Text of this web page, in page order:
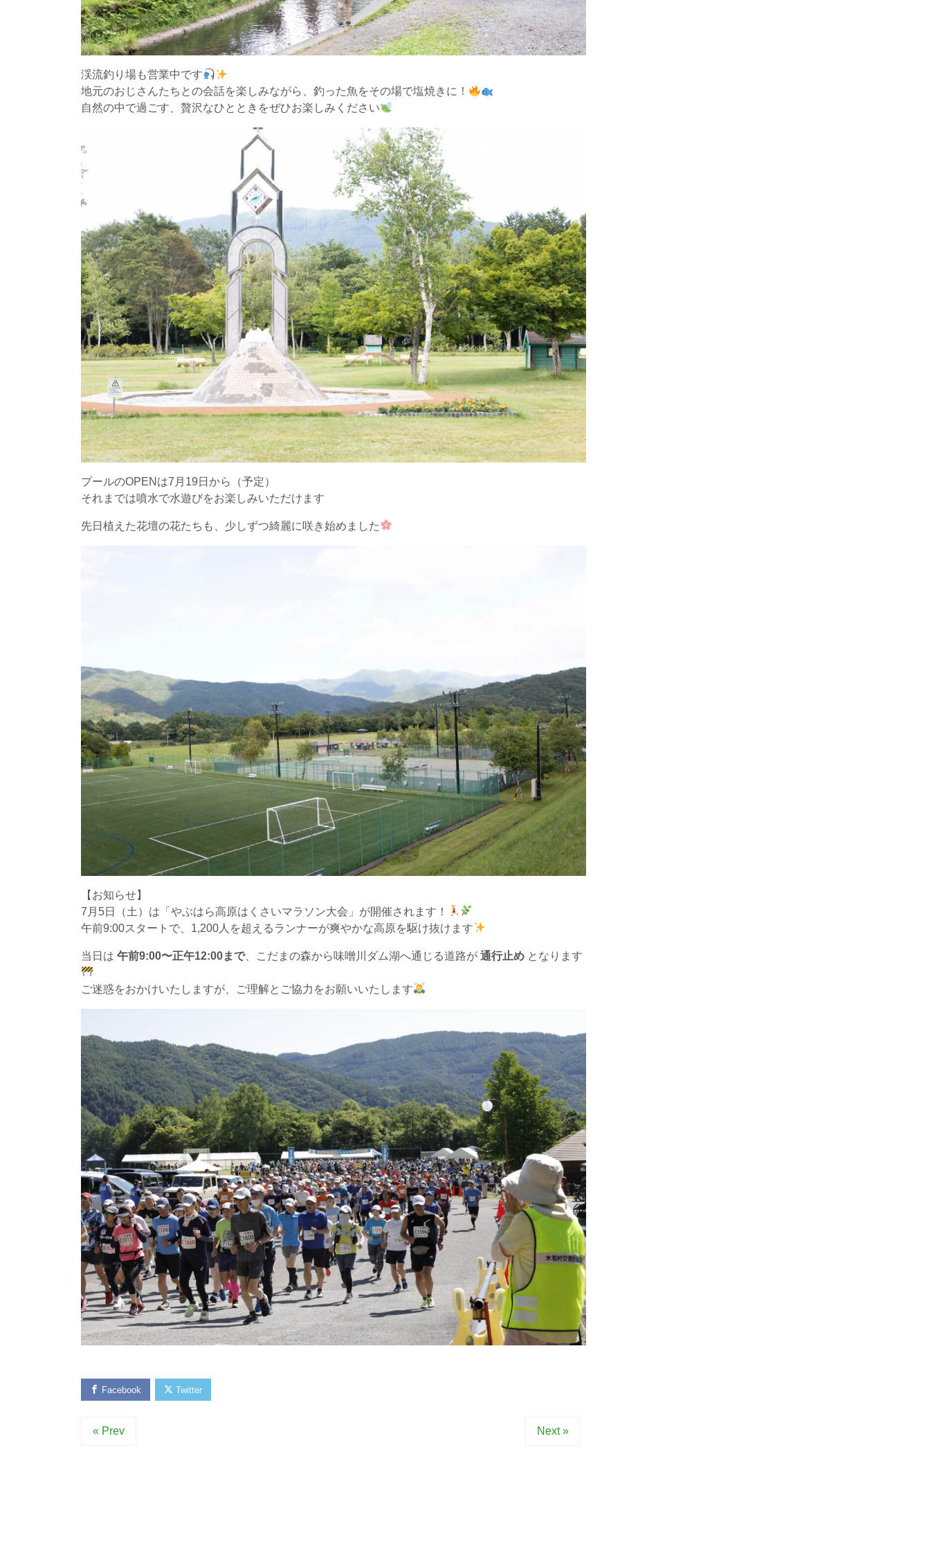
渓流釣り場も営業中です
地元のおじさんたちとの会話を楽しみながら、釣った魚をその場で塩焼きに！
自然の中で過ごす、贅沢なひとときをぜひお楽しみください
プールのOPENは7月19日から（予定）
それまでは噴水で水遊びをお楽しみいただけます
先日植えた花壇の花たちも、少しずつ綺麗に咲き始めました
【お知らせ】
7月5日（土）は「やぶはら高原はくさいマラソン大会」が開催されます！
午前9:00スタートで、1,200人を超えるランナーが爽やかな高原を駆け抜けます
当日は 午前9:00〜正午12:00まで、こだまの森から味噌川ダム湖へ通じる道路が 通行止め となります
ご迷惑をおかけいたしますが、ご理解とご協力をお願いいたします
Facebook Twitter
« Prev Next »